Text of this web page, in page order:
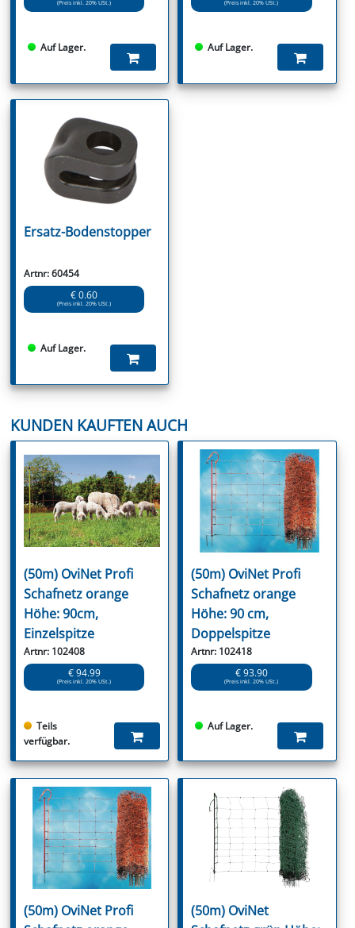
(Preis inkl. 20% USt.)
Auf Lager.
(Preis inkl. 20% USt.)
Auf Lager.
Ersatz-Bodenstopper
Artnr: 60454
€ 0.60
(Preis inkl. 20% USt.)
Auf Lager.
KUNDEN KAUFTEN AUCH
(50m) OviNet Profi
Schafnetz orange
Höhe: 90cm,
Einzelspitze
Artnr: 102408
€ 94.99
(Preis inkl. 20% USt.)
Teils
verfügbar.
(50m) OviNet Profi
Schafnetz orange
Höhe: 90 cm,
Doppelspitze
Artnr: 102418
€ 93.90
(Preis inkl. 20% USt.)
Auf Lager.
(50m) OviNet Profi
(50m) OviNet